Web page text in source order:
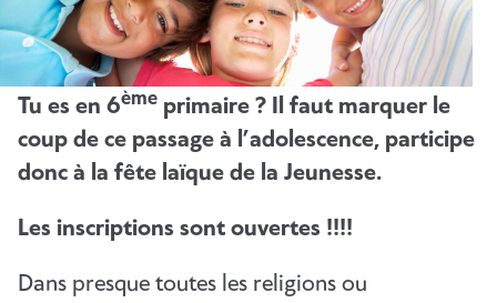
Tu es en 6ème primaire ? Il faut marquer le
coup de ce passage à l’adolescence, participe
donc à la fête laïque de la Jeunesse.
Les inscriptions sont ouvertes !!!!
Dans presque toutes les religions ou